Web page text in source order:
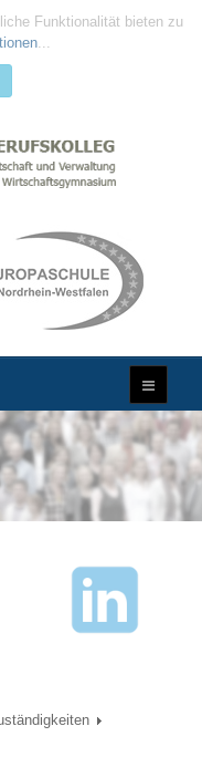
Funktionalität bieten zu
...